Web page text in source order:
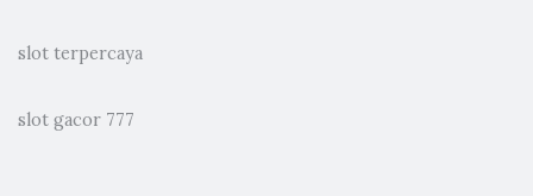
slot terpercaya
slot gacor 777